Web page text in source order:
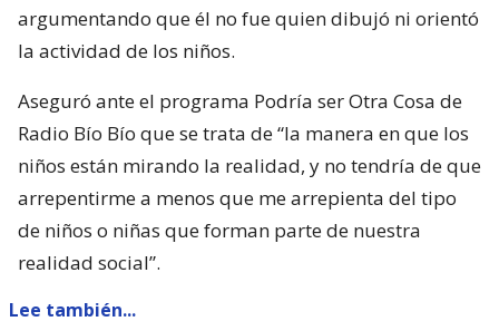
argumentando que él no fue quien dibujó ni orientó
la actividad de los niños.
Aseguró ante el programa Podría ser Otra Cosa de
Radio Bío Bío que se trata de “la manera en que los
niños están mirando la realidad, y no tendría de que
arrepentirme a menos que me arrepienta del tipo
de niños o niñas que forman parte de nuestra
realidad social”.
Lee también...